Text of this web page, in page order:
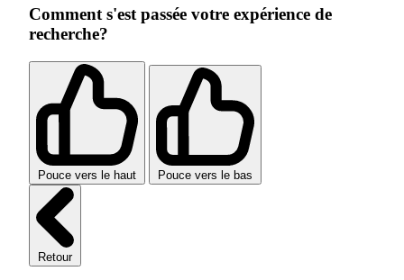
Comment s'est passée votre expérience de
recherche?
Pouce vers le haut Pouce vers le bas
Retour